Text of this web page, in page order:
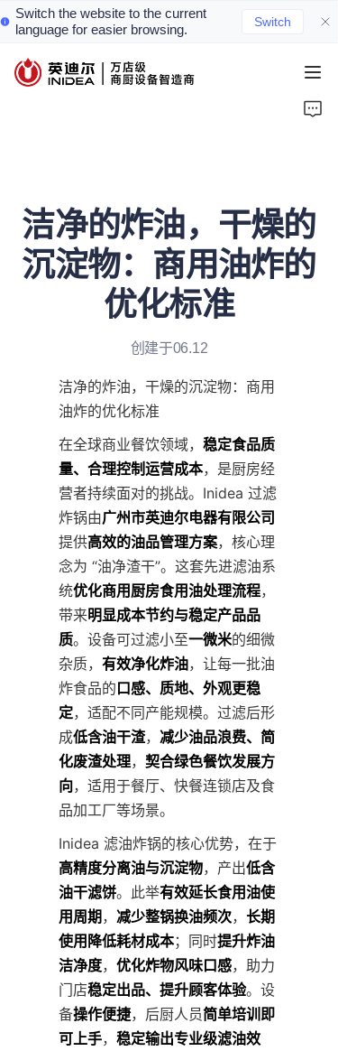
Switch the website to the current
language for easier browsing.
Switch
洁净的炸油，干燥的
沉淀物：商用油炸的
优化标准
创建于06.12
洁净的炸油，干燥的沉淀物：商用
油炸的优化标准
在全球商业餐饮领域， 稳定食品质
量、合理控制运营成本，是厨房经
营者持续面对的挑战。Inidea 过滤
炸锅由广州市英迪尔电器有限公司
提供高效的油品管理方案，核心理
念为 “油净渣干”。这套先进滤油系
统优化商用厨房食用油处理流程，
带来明显成本节约与稳定产品品
质。设备可过滤小至一微米的细微
杂质， 有效净化炸油，让每一批油
炸食品的口感、质地、外观更稳
定，适配不同产能规模。过滤后形
成低含油干渣， 减少油品浪费、简
化废渣处理， 契合绿色餐饮发展方
向，适用于餐厅、快餐连锁店及食
品加工厂等场景。
Inidea 滤油炸锅的核心优势，在于
高精度分离油与沉淀物，产出低含
油干滤饼。此举有效延长食用油使
用周期， 减少整锅换油频次， 长期
使用降低耗材成本；同时提升炸油
洁净度， 优化炸物风味口感，助力
门店稳定出品、提升顾客体验。设
备操作便捷，后厨人员简单培训即
可上手， 稳定输出专业级滤油效
首页
案例
资讯